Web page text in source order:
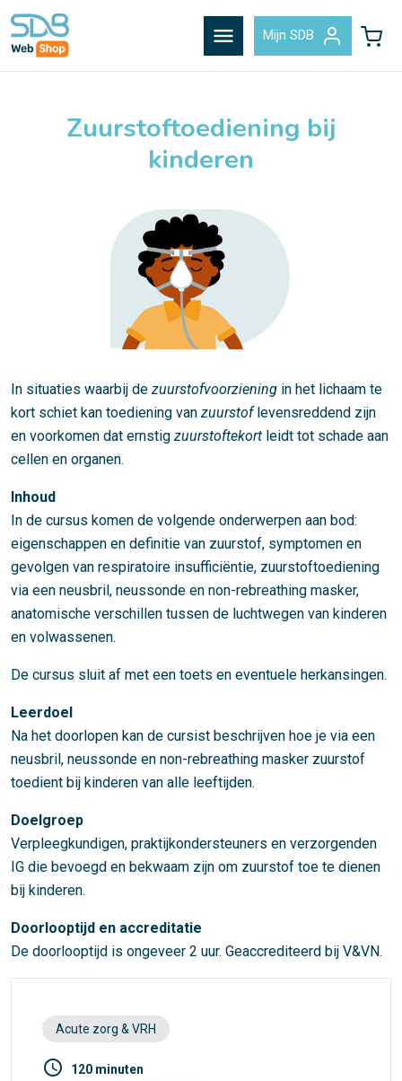
menu Mijn SDB
Zuurstoftoediening bij
kinderen
In situaties waarbij de zuurstofvoorziening in het lichaam te
kort schiet kan toediening van zuurstoflevensreddend zijn
en voorkomen dat ernstig zuurstoftekort leidt tot schade aan
cellen en organen.
Inhoud
In de cursus komen de volgende onderwerpen aan bod:
eigenschappen en definitie van zuurstof, symptomen en
gevolgen van respiratoire insufficiëntie, zuurstoftoediening
via een neusbril, neussonde en non-rebreathing masker,
anatomische verschillen tussen de luchtwegen van kinderen
en volwassenen.
De cursus sluit af met een toets en eventuele herkansingen.
Leerdoel
Na het doorlopen kan de cursist beschrijven hoe je via een
neusbril, neussonde en non-rebreathing masker zuurstof
toedient bij kinderen van alle leeftijden.
Doelgroep
Verpleegkundigen, praktijkondersteuners en verzorgenden
IG die bevoegd en bekwaam zijn om zuurstof toe te dienen
bij kinderen.
Doorlooptijd en accreditatie
De doorlooptijd is ongeveer 2 uur. Geaccrediteerd bij V&VN.
Acute zorg & VRH
access_time 120 minuten